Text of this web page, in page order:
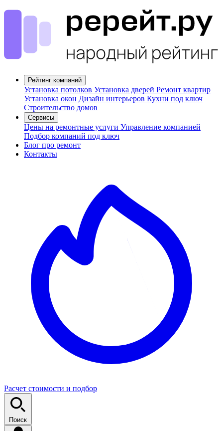
Рейтинг компаний
Установка потолков Установка дверей Ремонт квартир
Установка окон Дизайн интерьеров Кухни под ключ
Строительство домов
Сервисы
Цены на ремонтные услуги Управление компанией
Подбор компаний под ключ
Блог про ремонт
Контакты
Расчет стоимости и подбор
Поиск